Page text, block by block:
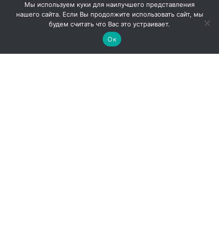
Мы используем куки для наилучшего представления
нашего сайта. Если Вы продолжите использовать сайт, мы
будем считать что Вас это устраивает.
Ок